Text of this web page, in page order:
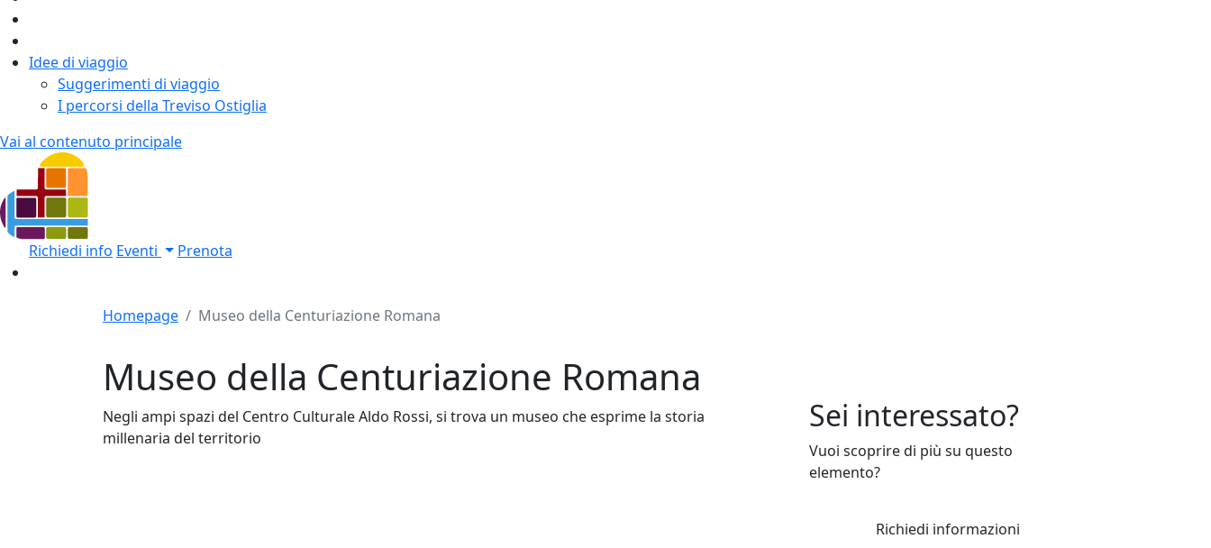
Idee di viaggio
Suggerimenti di viaggio
I percorsi della Treviso Ostiglia
Vai al contenuto principale
Richiedi info Eventi Prenota
Homepage Museo della Centuriazione Romana
Museo della Centuriazione Romana
Negli ampi spazi del Centro Culturale Aldo Rossi, si trova un museo che esprime la storia
millenaria del territorio
Sei interessato?
Vuoi scoprire di più su questo
elemento?
Richiedi informazioni